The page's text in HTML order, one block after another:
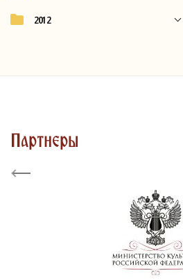
2012
Партнеры
Previous